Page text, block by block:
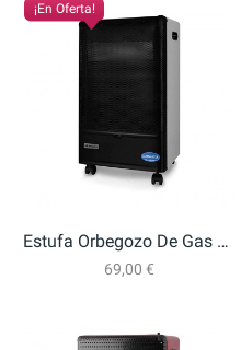
¡En Oferta!
Estufa Orbegozo De Gas Butano HBF 90 4200W
69,00 €